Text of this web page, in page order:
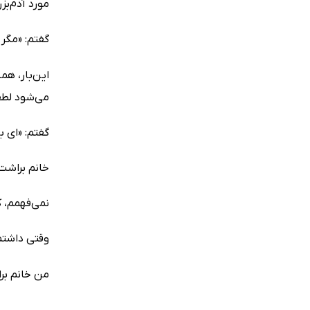
مورد
گفتم:
این‌بار،
می‌شود
گفتم: «ای
خانم
نمی‌فهمم،
وقتی
من خانم